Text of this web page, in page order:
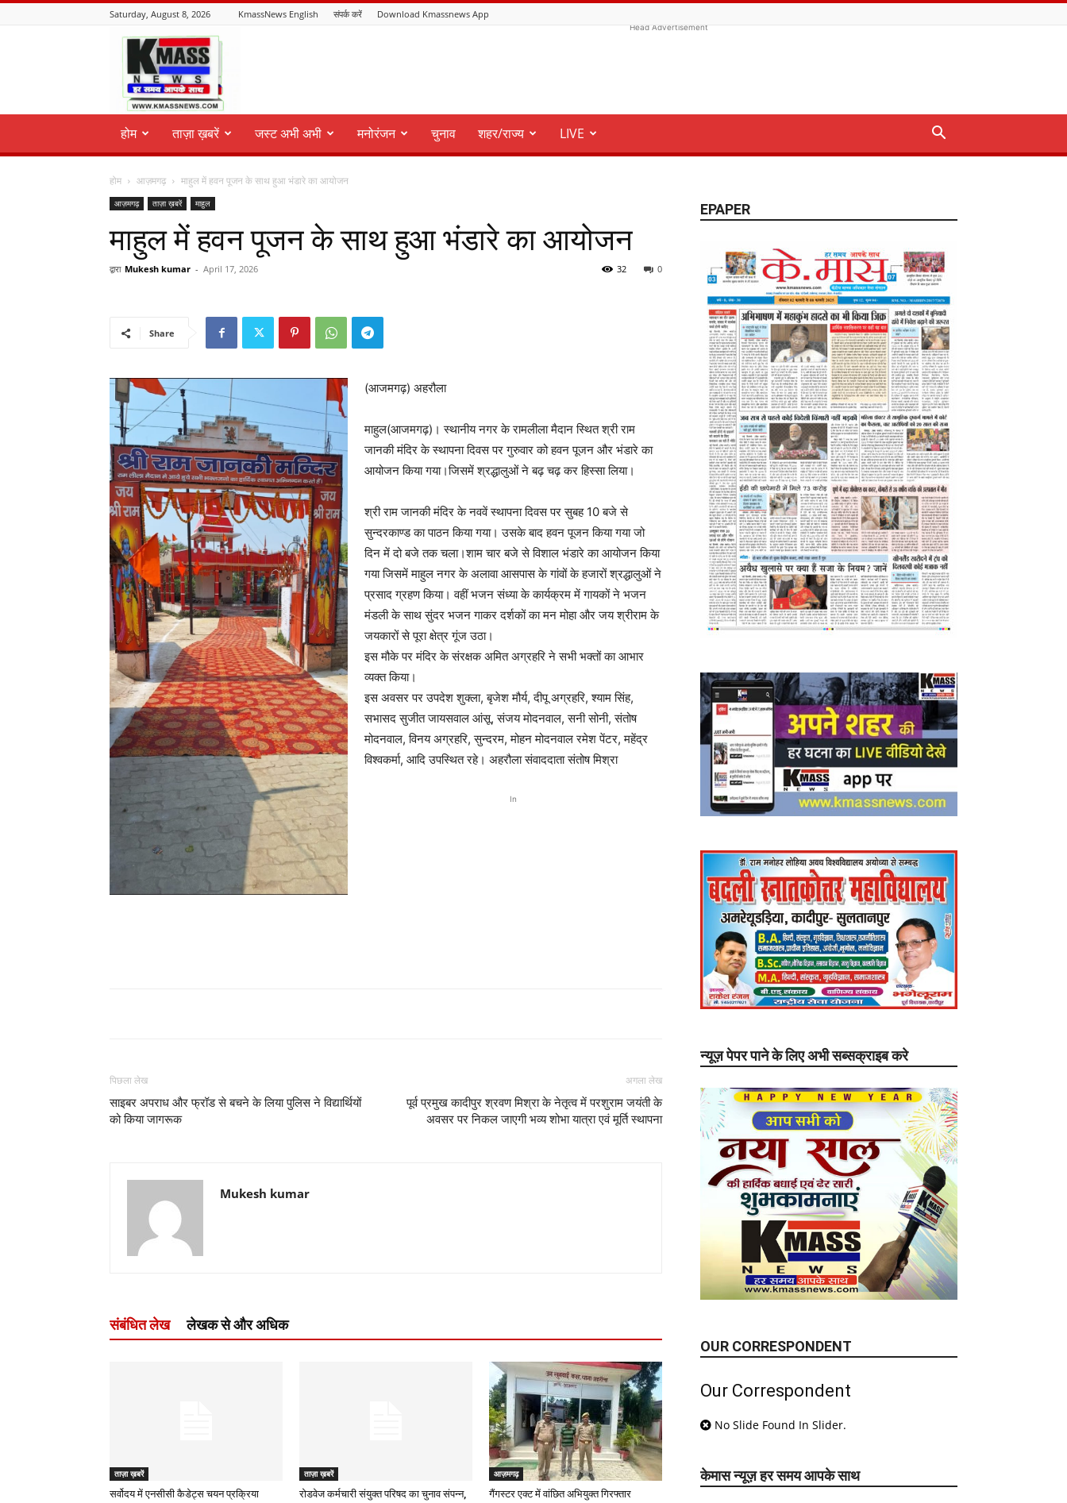
Saturday, August 8, 2026 KmassNews English संपर्क करें Download Kmassnews App
KmassNews
Head Advertisement
होम ताज़ा ख़बरें जस्ट अभी अभी मनोरंजन चुनाव शहर/राज्य LIVE
होम आज़मगढ़ माहुल में हवन पूजन के साथ हुआ भंडारे का आयोजन
आज़मगढ़ ताज़ा ख़बरें माहुल
माहुल में हवन पूजन के साथ हुआ भंडारे का आयोजन
द्वारा Mukesh kumar - April 17, 2026 0
32
Share
(आजमगढ़) अहरौला
माहुल(आजमगढ़)। स्थानीय नगर के रामलीला मैदान स्थित श्री राम
जानकी मंदिर के स्थापना दिवस पर गुरुवार को हवन पूजन और भंडारे का
आयोजन किया गया।जिसमें श्रद्धालुओं ने बढ़ चढ़ कर हिस्सा लिया।
श्री राम जानकी मंदिर के नववें स्थापना दिवस पर सुबह 10 बजे से
सुन्दरकाण्ड का पाठन किया गया। उसके बाद हवन पूजन किया गया जो
दिन में दो बजे तक चला।शाम चार बजे से विशाल भंडारे का आयोजन किया
गया जिसमें माहुल नगर के अलावा आसपास के गांवों के हजारों श्रद्धालुओं ने
प्रसाद ग्रहण किया। वहीं भजन संध्या के कार्यक्रम में गायकों ने भजन
मंडली के साथ सुंदर भजन गाकर दर्शकों का मन मोहा और जय श्रीराम के
जयकारों से पूरा क्षेत्र गूंज उठा।
इस मौके पर मंदिर के संरक्षक अमित अग्रहरि ने सभी भक्तों का आभार
व्यक्त किया।
इस अवसर पर उपदेश शुक्ला, बृजेश मौर्य, दीपू अग्रहरि, श्याम सिंह,
सभासद सुजीत जायसवाल आंसू, संजय मोदनवाल, सनी सोनी, संतोष
मोदनवाल, विनय अग्रहरि, सुन्दरम, मोहन मोदनवाल रमेश पेंटर, महेंद्र
विश्वकर्मा, आदि उपस्थित रहे। अहरौला संवाददाता संतोष मिश्रा
In
पिछला लेख
साइबर अपराध और फ्रॉड से बचने के लिया पुलिस ने विद्यार्थियों
को किया जागरूक
अगला लेख
पूर्व प्रमुख कादीपुर श्रवण मिश्रा के नेतृत्व में परशुराम जयंती के
अवसर पर निकल जाएगी भव्य शोभा यात्रा एवं मूर्ति स्थापना
Mukesh kumar
संबंधित लेख लेखक से और अधिक
ताज़ा ख़बरें
सर्वोदय में एनसीसी कैडेट्स चयन प्रक्रिया
ताज़ा ख़बरें
रोडवेज कर्मचारी संयुक्त परिषद का चुनाव संपन्न,
आज़मगढ़
गैंगस्टर एक्ट में वांछित अभियुक्त गिरफ्तार
EPAPER
न्यूज़ पेपर पाने के लिए अभी सब्सक्राइब करे
OUR CORRESPONDENT
Our Correspondent
No Slide Found In Slider.
केमास न्यूज़ हर समय आपके साथ